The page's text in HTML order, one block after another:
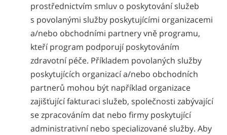
prostřednictvím smluv o poskytování služeb
s povolanými služby poskytujícími organizacemi
a/nebo obchodními partnery vně programu,
kteří program podporují poskytováním
zdravotní péče. Příkladem povolaných služby
poskytujících organizací a/nebo obchodních
partnerů mohou být například organizace
zajišťující fakturaci služeb, společnosti zabývající
se zpracováním dat nebo firmy poskytující
administrativní nebo specializované služby. Aby